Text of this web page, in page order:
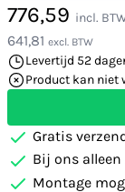
776,59 incl.
641,81 excl. BTW
Levertijd 52
Product kan niet
Gratis
Bij ons
Montage